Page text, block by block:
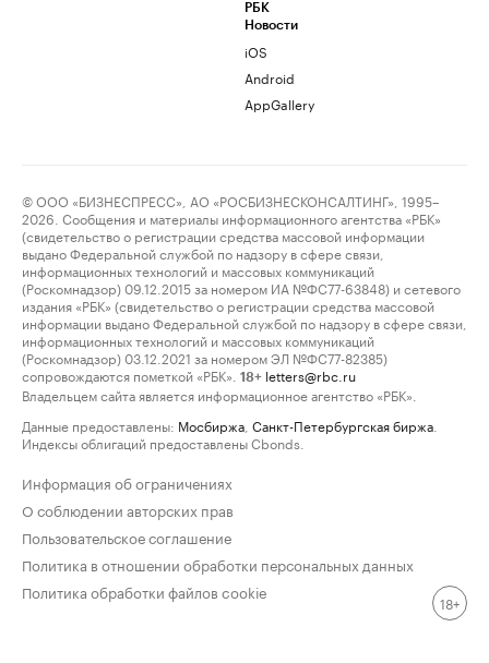
РБК
Новости
iOS
Android
AppGallery
© ООО «БИЗНЕСПРЕСС», АО «РОСБИЗНЕСКОНСАЛТИНГ», 1995–
2026. Сообщения и материалы информационного агентства «РБК»
(свидетельство о регистрации средства массовой информации
выдано Федеральной службой по надзору в сфере связи,
информационных технологий и массовых коммуникаций
(Роскомнадзор) 09.12.2015 за номером ИА №ФС77-63848) и сетевого
издания «РБК» (свидетельство о регистрации средства массовой
информации выдано Федеральной службой по надзору в сфере связи,
информационных технологий и массовых коммуникаций
(Роскомнадзор) 03.12.2021 за номером ЭЛ №ФС77-82385)
сопровождаются пометкой «РБК».
18+ letters@rbc.ru
Владельцем сайта является информационное агентство «РБК».
Данные предоставлены: Мосбиржа Санкт-Петербургская биржа
Индексы облигаций предоставлены Cbonds.
Информация об ограничениях
О соблюдении авторских прав
Пользовательское соглашение
Политика в отношении обработки персональных данных
Политика обработки файлов cookie
18+